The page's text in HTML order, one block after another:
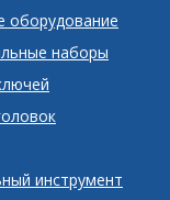
оборудование
наборы
инструмент